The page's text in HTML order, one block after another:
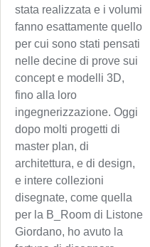
stata realizzata e i volumi
fanno esattamente quello
per cui sono stati pensati
nelle decine di prove sui
concept e modelli 3D,
fino alla loro
ingegnerizzazione. Oggi
dopo molti progetti di
master plan, di
architettura, e di design,
e intere collezioni
disegnate, come quella
per la B_Room di Listone
Giordano, ho avuto la